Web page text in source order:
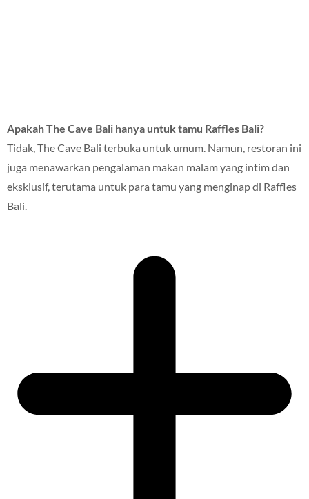
Apakah The Cave Bali hanya untuk tamu Raffles Bali?
Tidak, The Cave Bali terbuka untuk umum. Namun, restoran ini
juga menawarkan pengalaman makan malam yang intim dan
eksklusif, terutama untuk para tamu yang menginap di Raffles
Bali.